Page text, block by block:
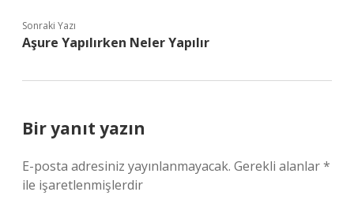
Sonraki Yazı
Aşure Yapılırken Neler Yapılır
Bir yanıt yazın
E-posta adresiniz yayınlanmayacak. Gerekli alanlar*
ile işaretlenmişlerdir